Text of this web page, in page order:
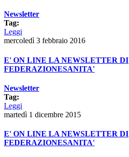
Newsletter
Tag:
Leggi
mercoledì 3 febbraio 2016
E' ON LINE LA NEWSLETTER DI
FEDERAZIONESANITA'
Newsletter
Tag:
Leggi
martedì 1 dicembre 2015
E' ON LINE LA NEWSLETTER DI
FEDERAZIONESANITA'